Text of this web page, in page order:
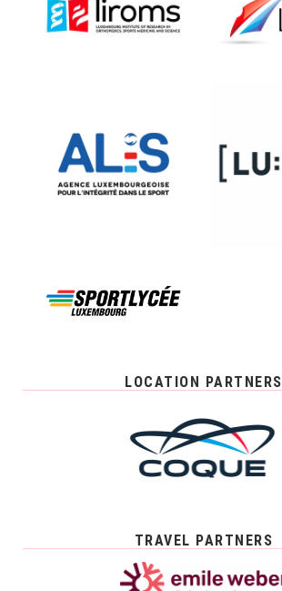
LOCATION PARTNERS
TRAVEL PARTNERS